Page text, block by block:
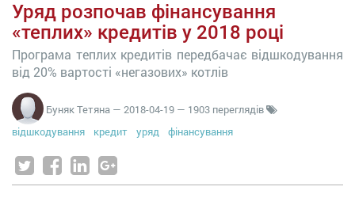
Уряд розпочав фінансування
«теплих» кредитів у 2018 році
Програма теплих кредитів передбачає відшкодування
від 20% вартості «негазових» котлів
Буняк Тетяна — 2018-04-19 — 1903 переглядів
відшкодування
кредит уряд фінансування